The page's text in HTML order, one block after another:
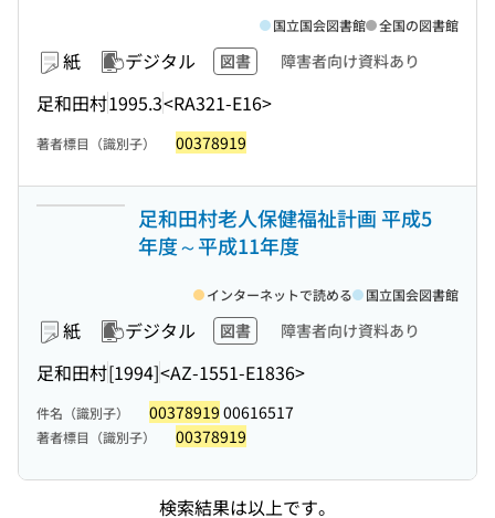
紙 デジタル 図書 障害者向け資料あり
足和田村1995.3<RA321-E16>
国立国会図書館 全国の図書館
著者標目（識別子） 00378919
足和田村老人保健福祉計画 平成5
年度～平成11年度
紙 デジタル 図書 障害者向け資料あり
足和田村[1994]<AZ-1551-E1836>
インターネットで読める 国立国会図書館
件名（識別子） 00378919 00616517
著者標目（識別子） 00378919
検索結果は以上です。